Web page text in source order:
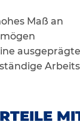
Maß an